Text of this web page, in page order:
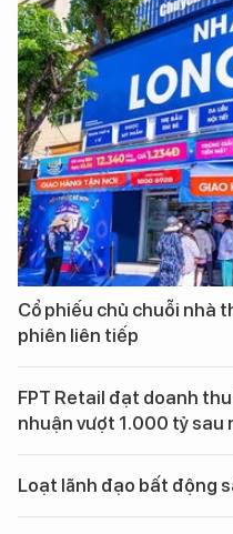
Cổ phiếu chủ chuỗi nhà
phiên liên tiếp
FPT Retail đạt doanh
nhuận vượt 1.000 tỷ sau
Loạt lãnh đạo bất động